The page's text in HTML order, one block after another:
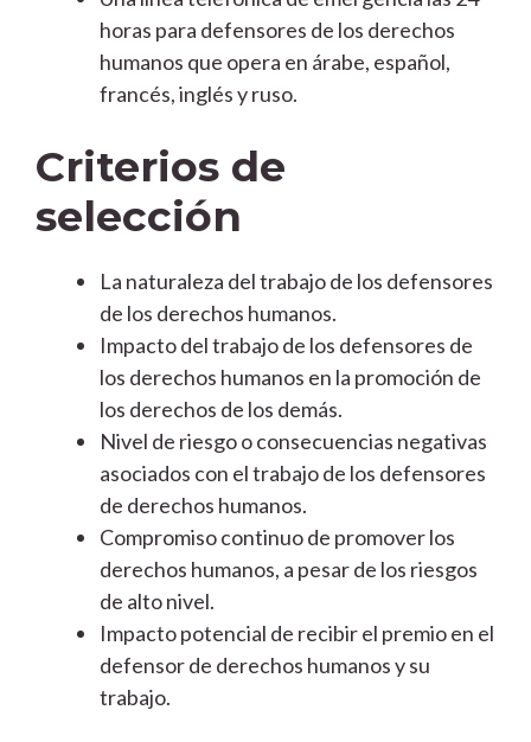
horas para defensores de los derechos
humanos que opera en árabe, español,
francés, inglés y ruso.
Criterios de
selección
La naturaleza del trabajo de los defensores
de los derechos humanos.
Impacto del trabajo de los defensores de
los derechos humanos en la promoción de
los derechos de los demás.
Nivel de riesgo o consecuencias negativas
asociados con el trabajo de los defensores
de derechos humanos.
Compromiso continuo de promover los
derechos humanos, a pesar de los riesgos
de alto nivel.
Impacto potencial de recibir el premio en el
defensor de derechos humanos y su
trabajo.